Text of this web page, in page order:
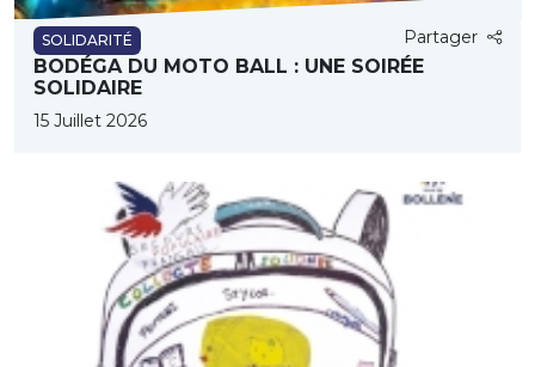
SOLIDARITÉ Partager
BODÉGA DU MOTO BALL : UNE SOIRÉE
SOLIDAIRE
15 Juillet 2026